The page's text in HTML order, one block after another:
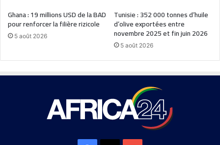
Ghana : 19 millions USD de la BAD
pour renforcer la filière rizicole
5 août 2026
Tunisie : 352 000 tonnes d’huile
d’olive exportées entre
novembre 2025 et fin juin 2026
5 août 2026